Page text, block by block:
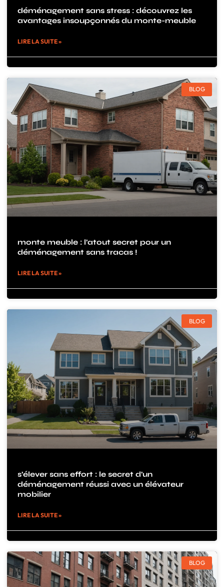
déménagement sans stress : découvrez les
avantages insoupçonnés du monte-meuble
LIRE LA SUITE »
BLOG
monte meuble : l’atout secret pour un
déménagement sans tracas !
LIRE LA SUITE »
BLOG
s’élever sans effort : le secret d’un
déménagement réussi avec un élévateur
mobilier
LIRE LA SUITE »
BLOG